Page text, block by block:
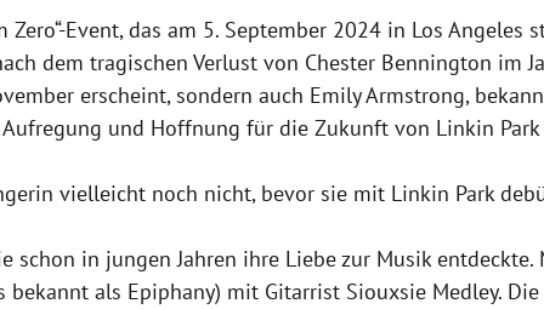
Event, das am 5. September 2024 in Los
dem tragischen Verlust von Chester Bennington im
erscheint, sondern auch Emily Armstrong,
und Hoffnung für die Zukunft von Linkin
vielleicht noch nicht, bevor sie mit Linkin Park
schon in jungen Jahren ihre Liebe zur Musik
bekannt als Epiphany) mit Gitarrist Siouxsie Medley.